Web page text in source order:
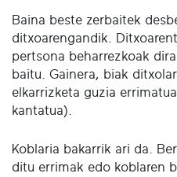
Baina beste zerbaitek
ditxoarengandik.
pertsona beharrezkoak
baitu. Gainera, biak
elkarrizketa guzia
kantatua).
Koblaria bakarrik ari da.
ditu errimak edo koblaren